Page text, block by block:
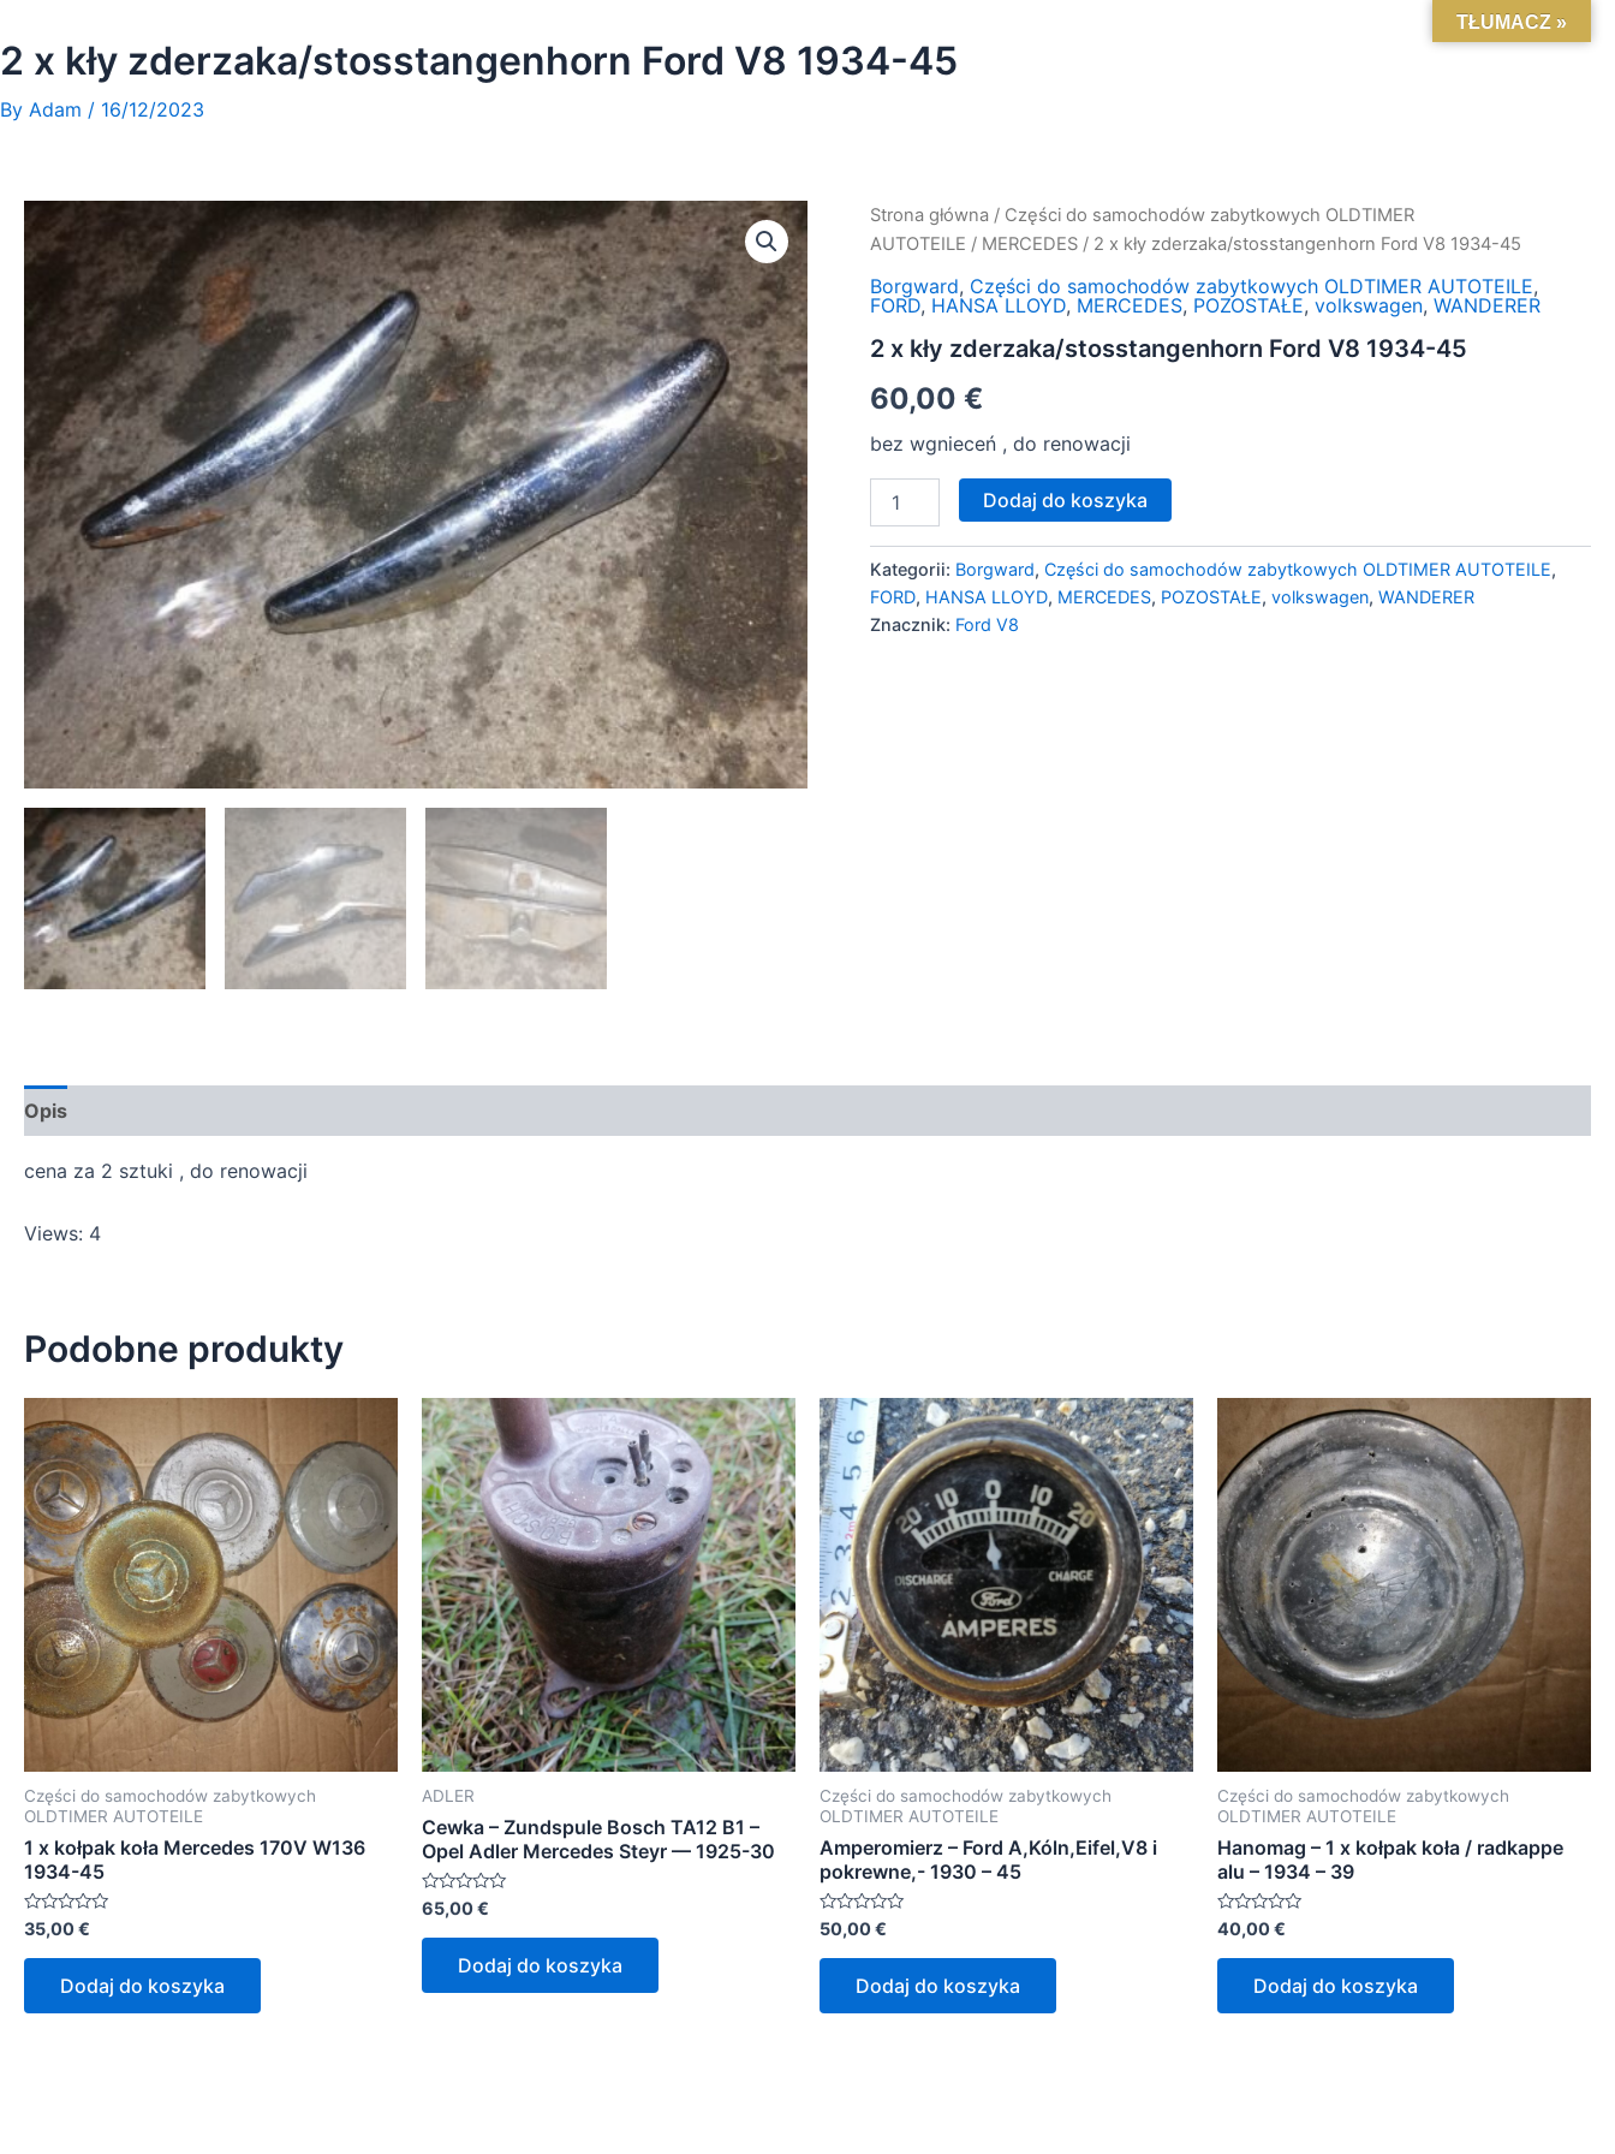
to
content
2 x kły zderzaka/stosstangenhorn Ford V8 1934-45
By Adam / 16/12/2023
Strona główna / Części do samochodów zabytkowych OLDTIMER
AUTOTEILE / MERCEDES / 2 x kły zderzaka/stosstangenhorn Ford V8 1934-45
Borgward, Części do samochodów zabytkowych OLDTIMER AUTOTEILE,
FORD, HANSA LLOYD, MERCEDES, POZOSTAŁE,volkswagen,WANDERER
2 x kły zderzaka/stosstangenhorn Ford V8 1934-45
60,00€
bez wgnieceń , do renowacji
ilość
2
kły
zderzaka/stosstangenhorn
V8
45
Dodaj do koszyka
Kategorii: Borgward,Części do samochodów zabytkowych OLDTIMER AUTOTEILE,
FORD, HANSA LLOYD, MERCEDES, POZOSTAŁE,volkswagen,WANDERER
Znacznik: Ford V8
Opis
cena za 2 sztuki , do renowacji
Views: 4
Podobne produkty
Części do samochodów zabytkowych
OLDTIMER AUTOTEILE
1 x kołpak koła Mercedes 170V W136
1934-45
Oceniono
0
na
35,00€
Dodaj do koszyka
ADLER
Cewka – Zundspule Bosch TA12 B1 –
Opel Adler Mercedes Steyr — 1925-30
Oceniono
0
na
65,00€
Dodaj do koszyka
Części do samochodów zabytkowych
OLDTIMER AUTOTEILE
Amperomierz – Ford A,Kóln,Eifel,V8 i
pokrewne,- 1930 – 45
Oceniono
0
na
50,00€
Dodaj do koszyka
Części do samochodów zabytkowych
OLDTIMER AUTOTEILE
Hanomag – 1 x kołpak koła / radkappe
alu – 1934 – 39
Oceniono
0
na
40,00€
Dodaj do koszyka
TŁUMACZ »